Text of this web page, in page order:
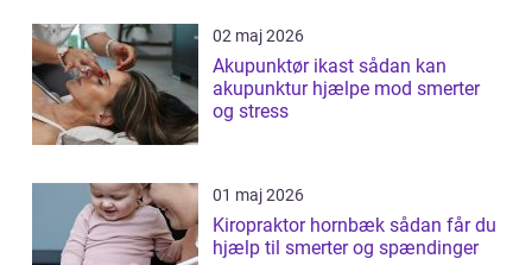
02 maj 2026
Akupunktør ikast sådan kan
akupunktur hjælpe mod smerter
og stress
01 maj 2026
Kiropraktor hornbæk sådan får du
hjælp til smerter og spændinger